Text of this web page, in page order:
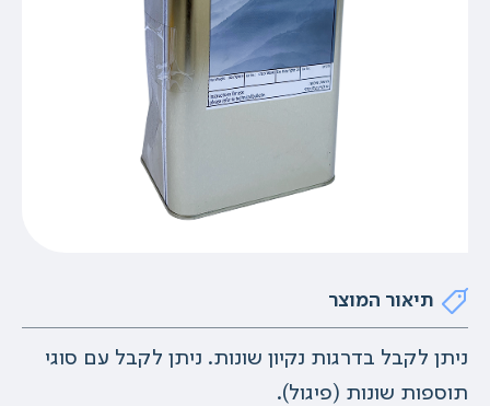
תיאור המוצר
ניתן לקבל בדרגות נקיון שונות. ניתן לקבל עם סוגי
תוספות שונות (פיגול).